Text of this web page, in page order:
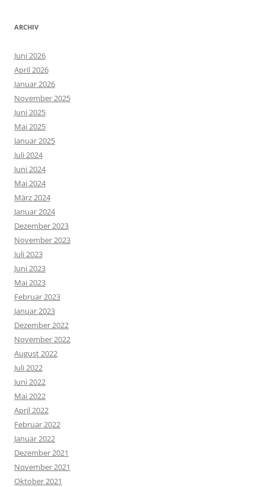
ARCHIV
Juni 2026
April 2026
Januar 2026
November 2025
Juni 2025
Mai 2025
Januar 2025
Juli 2024
Juni 2024
Mai 2024
März 2024
Januar 2024
Dezember 2023
November 2023
Juli 2023
Juni 2023
Mai 2023
Februar 2023
Januar 2023
Dezember 2022
November 2022
August 2022
Juli 2022
Juni 2022
Mai 2022
April 2022
Februar 2022
Januar 2022
Dezember 2021
November 2021
Oktober 2021